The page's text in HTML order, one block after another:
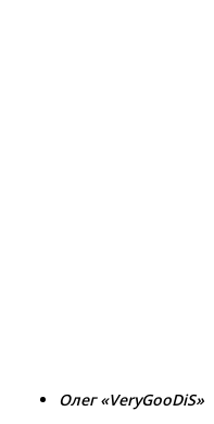
Олег «VeryGooDiS»